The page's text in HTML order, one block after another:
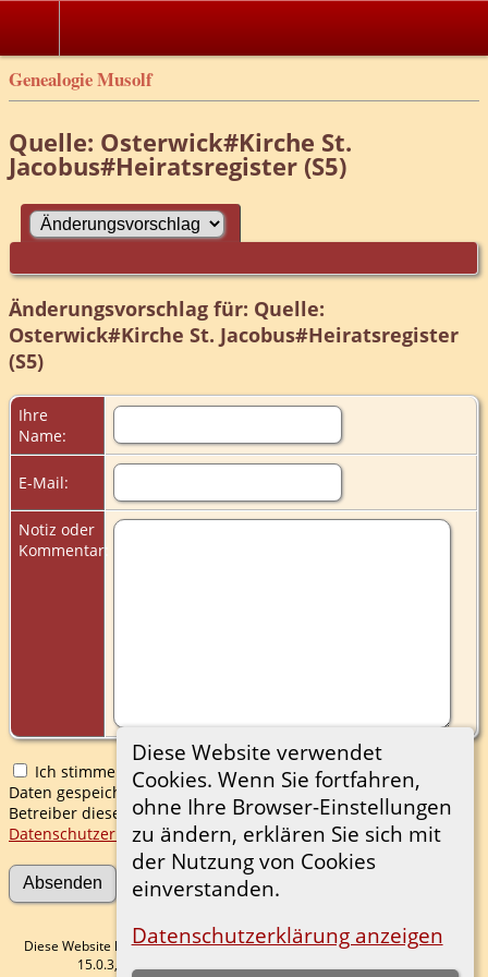
Genealogie Musolf
Diese Website verwendet
Cookies. Wenn Sie fortfahren,
ohne Ihre Browser-Einstellungen
zu ändern, erklären Sie sich mit
der Nutzung von Cookies
einverstanden.
Datenschutzerklärung anzeigen
Quelle: Osterwick#Kirche St.
Jacobus#Heiratsregister (S5)
Änderungsvorschlag für: Quelle:
Osterwick#Kirche St. Jacobus#Heiratsregister
(S5)
Ihre
Name:
E-Mail:
Notiz oder
Kommentar:
Ich stimme zu, dass meine hier erfassten persönlichen
Daten gespeichert werden. Ich verstehe, dass ich jederzeit den
Betreiber dieser Website bitten kann, diese Daten zu löschen.
Datenschutzerklärung
Diese Website läuft mitThe Next Generation of Genealogy Sitebuilding
15.0.3, programmiert von Darrin Lythgoe © 2001-2026.